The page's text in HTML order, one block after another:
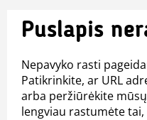
Puslapis
Nepavyko rasti
Patikrinkite, ar URL
arba peržiūrėkite
lengviau rastumėte tai,